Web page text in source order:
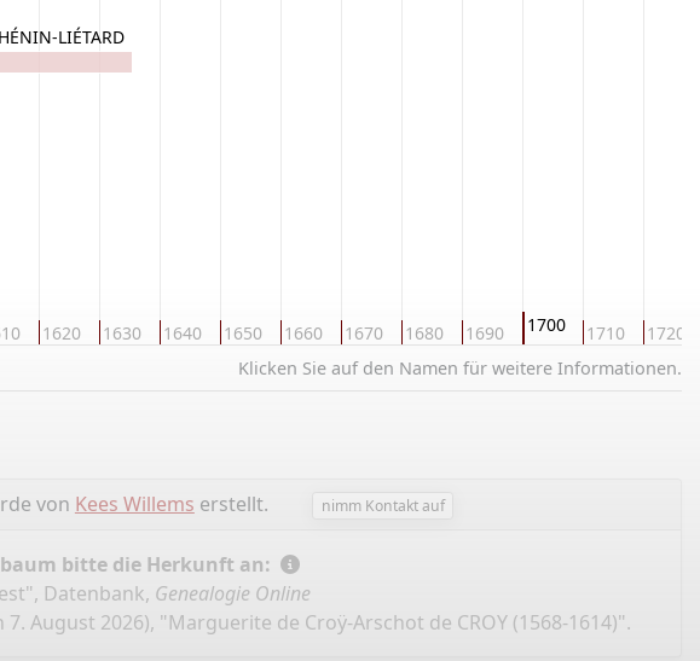
1620 1630 1640 1650 1660 1670 1680 1690 1700 1710 1720
LIÉTARD
Klicken Sie auf den Namen für weitere Informationen.
von Kees Willems erstellt. nimm Kontakt auf
bitte die Herkunft an:
Datenbank, Genealogie Online
August 2026), "Marguerite de Croÿ-Arschot de CROY (1568-1614)".